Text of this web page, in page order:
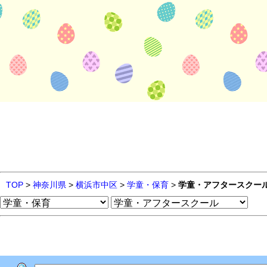
TOP > 神奈川県 > 横浜市中区 > 学童・保育 > 学童・アフタースクー